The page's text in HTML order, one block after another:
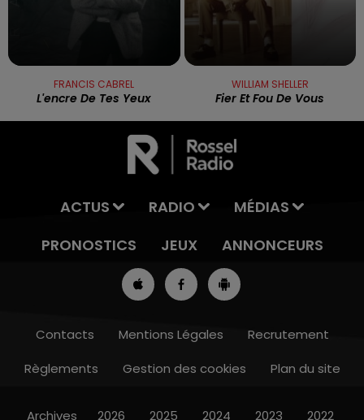
7h00 - 10h00
FRANCIS CABREL
L'encre De Tes Yeux
WILLIAM SHELLER
Fier Et Fou De Vous
ACTUS RADIO
MÉDIAS
PRONOSTICS
JEUX ANNONCEURS
Contacts Mentions Légales
Recrutement
Règlements
Gestion des cookies Plan du site
Archives 2026 2025 2024 2023 2022